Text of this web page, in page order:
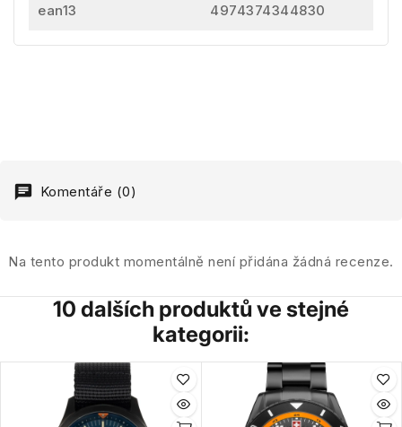
ean13 4974374344830
Komentáře (0)
Na tento produkt momentálně není přidána žádná recenze.
10 dalších produktů ve stejné
kategorii: